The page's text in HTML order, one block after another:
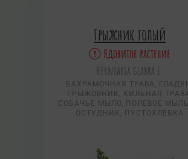
Грыжник голый
Ядовитое растение
Herniaria glabra L.
БАХРАМОЧНАЯ ТРАВА,
ГРЫЖОВНИК, КИЛЬНАЯ
СОБАЧЬЕ МЫЛО, ПОЛЕВОЕ
ОСТУДНИК, ПУСТОХЛЁБКА